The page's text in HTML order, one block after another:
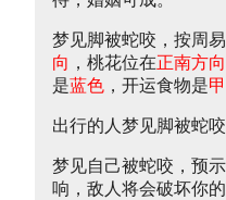
梦见脚被蛇咬，按周
向 ，桃花位在正南方向
是蓝色 ，开运食物是
出行的人梦见脚被蛇
梦见自己被蛇咬，预
响，敌人将会破坏你的